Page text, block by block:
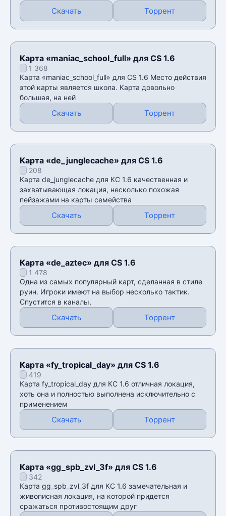
Скачать Торрент
Карта «maniac_school_full» для CS 1.6
1 368
Карта «maniac_school_full» для CS 1.6 Место действия
этой карты является школа. Карта довольно
большая, на ней
Скачать Торрент
Карта «de_junglecache» для CS 1.6
208
Карта de_junglecache для КС 1.6 качественная и
захватывающая локация, несколько похожая
пейзажами на карты семейства
Скачать Торрент
Карта «de_aztec» для CS 1.6
1 478
Одна из самых популярный карт, сделанная в стиле
руин. Игроки имеют на выбор несколько тактик.
Спустится в каналы,
Скачать Торрент
Карта «fy_tropical_day» для CS 1.6
419
Карта fy_tropical_day для КС 1.6 отличная локация,
хоть она и полностью выполнена исключительно с
применением
Скачать Торрент
Карта «gg_spb_zvl_3f» для CS 1.6
342
Карта gg_spb_zvl_3f для КС 1.6 замечательная и
живописная локация, на которой придется
сражаться противостоящим друг